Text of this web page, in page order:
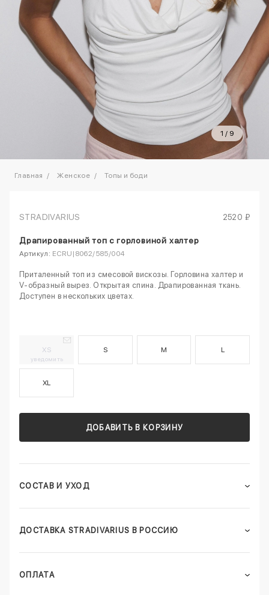
1 / 9
Главная Женское Топы и боди
STRADIVARIUS 2520 ₽
Драпированный топ с горловиной халтер
Артикул: ECRU|8062/585/004
Приталенный топ из смесовой вискозы. Горловина халтер и
V-образный вырез. Открытая спина. Драпированная ткань.
Доступен в нескольких цветах.
XS
уведомить
S M L
XL
ДОБАВИТЬ В КОРЗИНУ
СОСТАВ И УХОД
ДОСТАВКА STRADIVARIUS В РОССИЮ
ОПЛАТА